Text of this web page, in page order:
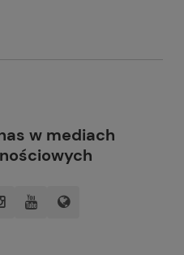
w mediach